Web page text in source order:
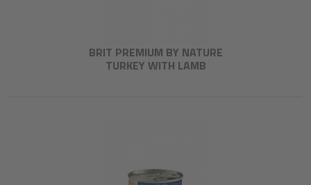
BRIT PREMIUM BY NATURE
TURKEY WITH LAMB